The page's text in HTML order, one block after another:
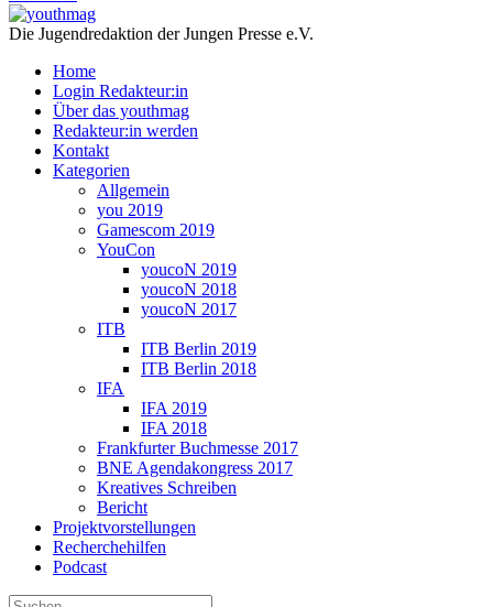
Die Jugendredaktion der Jungen Presse e.V.
Home
Login Redakteur:in
Über das youthmag
Redakteur:in werden
Kontakt
Kategorien
Allgemein
you 2019
Gamescom 2019
YouCon
youcoN 2019
youcoN 2018
youcoN 2017
ITB
ITB Berlin 2019
ITB Berlin 2018
IFA
IFA 2019
IFA 2018
Frankfurter Buchmesse 2017
BNE Agendakongress 2017
Kreatives Schreiben
Bericht
Projektvorstellungen
Recherchehilfen
Podcast